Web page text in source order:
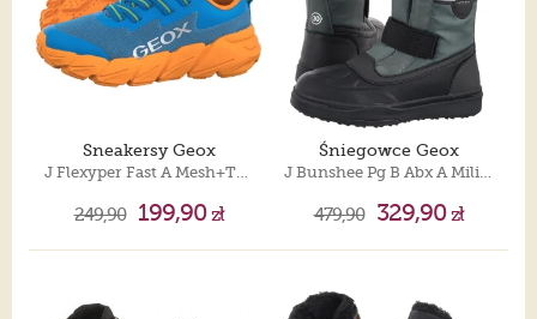
Sneakersy Geox
J Flexyper Fast A Mesh+Trans Lt Blue/Orange J55N5A 0149J C0573
249,90 199,90zł
Śniegowce Geox
J Bunshee Pg B Abx A Military/Black J46D8A 0MEFU C0498
479,90 329,90zł